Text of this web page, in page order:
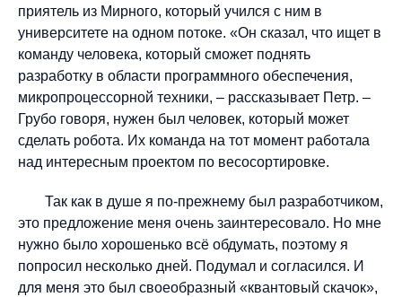
приятель из Мирного, который учился с ним в
университете на одном потоке. «Он сказал, что ищет в
команду человека, который сможет поднять
разработку в области программного обеспечения,
микропроцессорной техники, – рассказывает Петр. –
Грубо говоря, нужен был человек, который может
сделать робота. Их команда на тот момент работала
над интересным проектом по весосортировке.
Так как в душе я по-прежнему был разработчиком,
это предложение меня очень заинтересовало. Но мне
нужно было хорошенько всё обдумать, поэтому я
попросил несколько дней. Подумал и согласился. И
для меня это был своеобразный «квантовый скачок»,